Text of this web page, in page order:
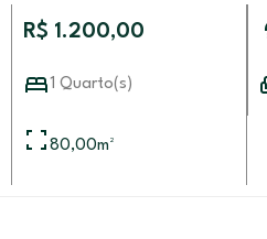
R$ 1.200,00
1 Quarto(s)
80,00m²